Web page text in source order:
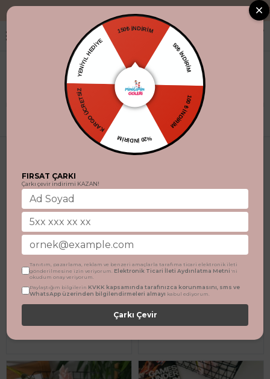
"Aynı gün kargo. %100
Filtrele
Leopar Desenli Bağcıklı Unisex Çocuk Spor Ayakkabı - Kahve
799,99 TL %26 899,00 TL
1.249,00 TL
%28
150₺ İNDİRİM
50₺ İNDİRİM
100 ₺ İNDİRİM
%20 İNDİRİM
KARGO ÜCRETSİZ
YENİYIL HEDİYE
FIRSAT ÇARKI
Çarkı çevir indirimi KAZAN!
Tanıtım, pazarlama, reklam ve benzeri amaçlarla tarafıma ticari elektronik ileti
gönderilmesine izin veriyorum. Elektronik Ticari İleti Aydınlatma Metni 'ni
okudum onay veriyorum.
Paylaştığım bilgilerin KVKK kapsamında tarafınızca korunmasını, sms ve
WhatsApp üzerinden bilgilendirmeleri almayı kabul ediyorum.
Çarkı Çevir